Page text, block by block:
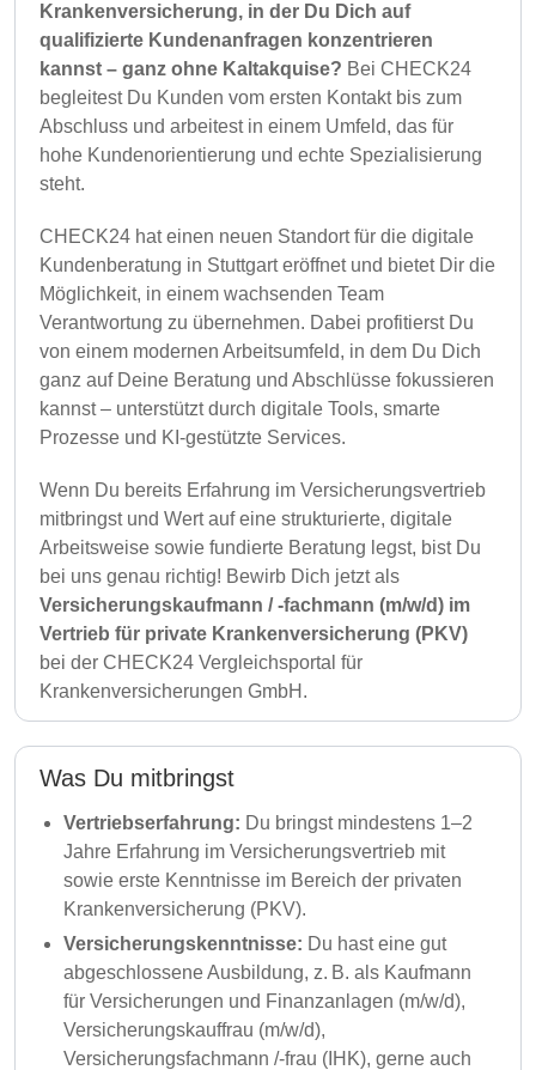
Krankenversicherung, in der Du Dich auf
qualifizierte Kundenanfragen konzentrieren
kannst – ganz ohne Kaltakquise? Bei CHECK24
begleitest Du Kunden vom ersten Kontakt bis zum
Abschluss und arbeitest in einem Umfeld, das für
hohe Kundenorientierung und echte Spezialisierung
steht.
CHECK24 hat einen neuen Standort für die digitale
Kundenberatung in Stuttgart eröffnet und bietet Dir die
Möglichkeit, in einem wachsenden Team
Verantwortung zu übernehmen. Dabei profitierst Du
von einem modernen Arbeitsumfeld, in dem Du Dich
ganz auf Deine Beratung und Abschlüsse fokussieren
kannst – unterstützt durch digitale Tools, smarte
Prozesse und KI-gestützte Services.
Wenn Du bereits Erfahrung im Versicherungsvertrieb
mitbringst und Wert auf eine strukturierte, digitale
Arbeitsweise sowie fundierte Beratung legst, bist Du
bei uns genau richtig! Bewirb Dich jetzt als
Versicherungskaufmann / -fachmann (m/w/d) im
Vertrieb für private Krankenversicherung (PKV)
bei der CHECK24 Vergleichsportal für
Krankenversicherungen GmbH.
Was Du mitbringst
Vertriebserfahrung: Du bringst mindestens 1–2
Jahre Erfahrung im Versicherungsvertrieb mit
sowie erste Kenntnisse im Bereich der privaten
Krankenversicherung (PKV).
Versicherungskenntnisse: Du hast eine gut
abgeschlossene Ausbildung, z. B. als Kaufmann
für Versicherungen und Finanzanlagen (m/w/d),
Versicherungskauffrau (m/w/d),
Versicherungsfachmann /-frau (IHK), gerne auch